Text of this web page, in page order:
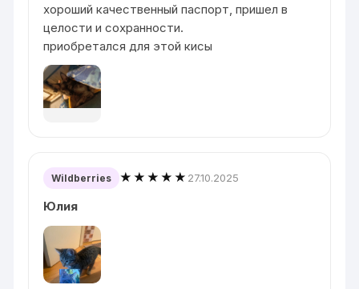
хороший качественный паспорт, пришел в
целости и сохранности.
приобретался для этой кисы
Wildberries ★★★★★ 27.10.2025
Юлия